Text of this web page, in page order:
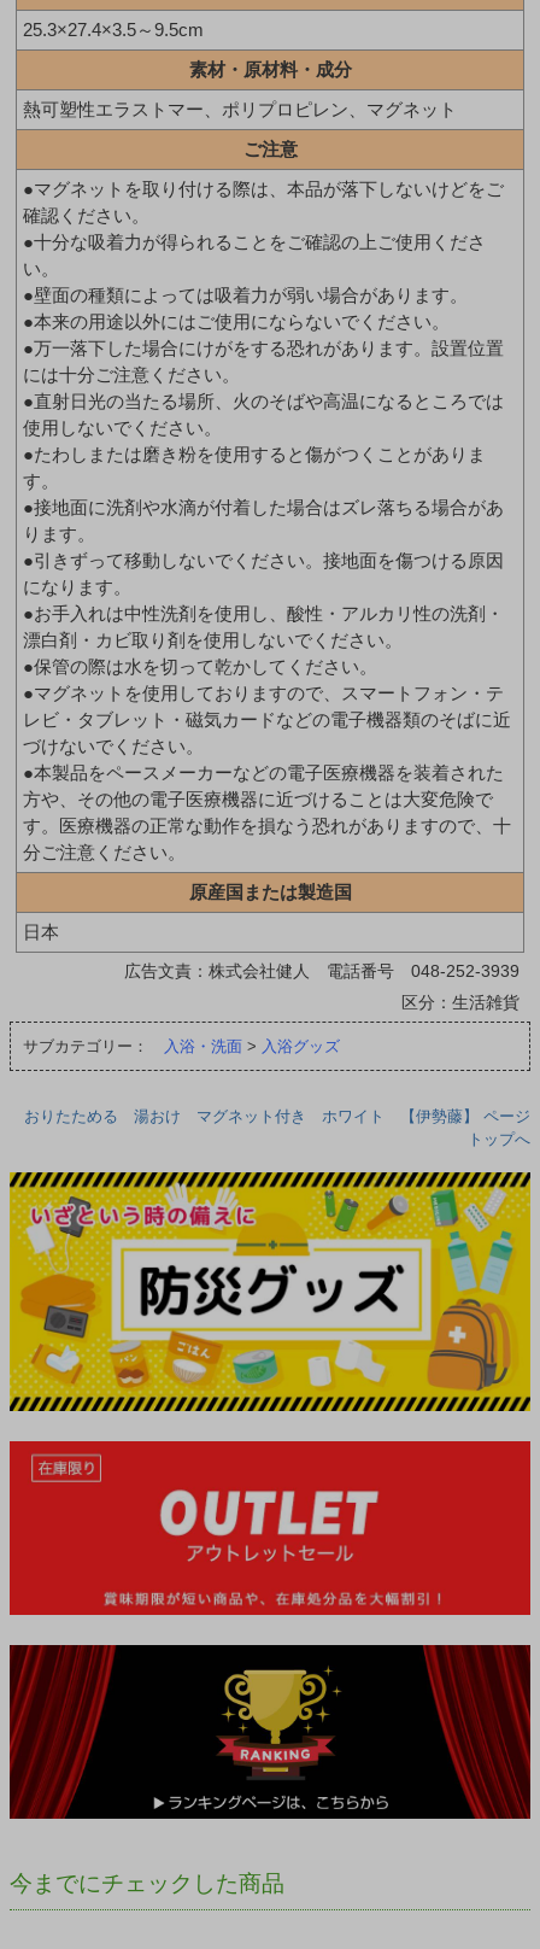
25.3×27.4×3.5～9.5cm
素材・原材料・成分
熱可塑性エラストマー、ポリプロピレン、マグネット
ご注意
●マグネットを取り付ける際は、本品が落下しないけどをご
確認ください。
●十分な吸着力が得られることをご確認の上ご使用くださ
い。
●壁面の種類によっては吸着力が弱い場合があります。
●本来の用途以外にはご使用にならないでください。
●万一落下した場合にけがをする恐れがあります。設置位置
には十分ご注意ください。
●直射日光の当たる場所、火のそばや高温になるところでは
使用しないでください。
●たわしまたは磨き粉を使用すると傷がつくことがありま
す。
●接地面に洗剤や水滴が付着した場合はズレ落ちる場合があ
ります。
●引きずって移動しないでください。接地面を傷つける原因
になります。
●お手入れは中性洗剤を使用し、酸性・アルカリ性の洗剤・
漂白剤・カビ取り剤を使用しないでください。
●保管の際は水を切って乾かしてください。
●マグネットを使用しておりますので、スマートフォン・テ
レビ・タブレット・磁気カードなどの電子機器類のそばに近
づけないでください。
●本製品をペースメーカーなどの電子医療機器を装着された
方や、その他の電子医療機器に近づけることは大変危険で
す。医療機器の正常な動作を損なう恐れがありますので、十
分ご注意ください。
原産国または製造国
日本
広告文責：株式会社健人 電話番号 048-252-3939
区分：生活雑貨
サブカテゴリー： 入浴・洗面 > 入浴グッズ
おりたためる 湯おけ マグネット付き ホワイト 【伊勢藤】 ページ
トップへ
今までにチェックした商品